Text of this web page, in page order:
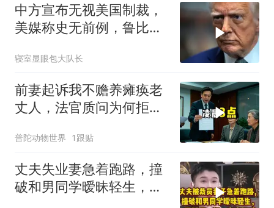
中方宣布无视美国制裁，
美媒称史无前例，鲁比
寝室显眼包大队长
前妻起诉我不赡养瘫痪老
丈人，法官质问为何拒不
普陀动物世界 1跟贴
丈夫失业妻急着跑路，撞
破和男同学暧昧轻生，反